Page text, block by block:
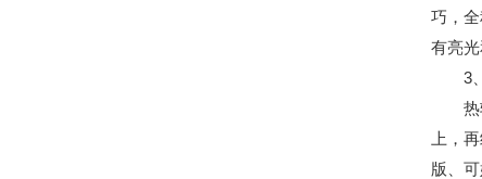
巧，
有亮
3、
热转
上，
版、